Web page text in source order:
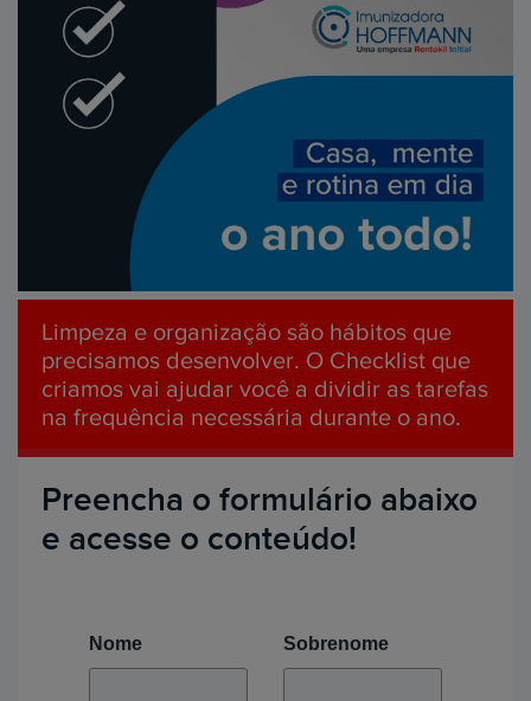
Limpeza e organização são hábitos que
precisamos desenvolver. O Checklist que
criamos vai ajudar você a dividir as tarefas
na frequência necessária durante o ano.
Preencha o formulário abaixo
e acesse o conteúdo!
Nome Sobrenome